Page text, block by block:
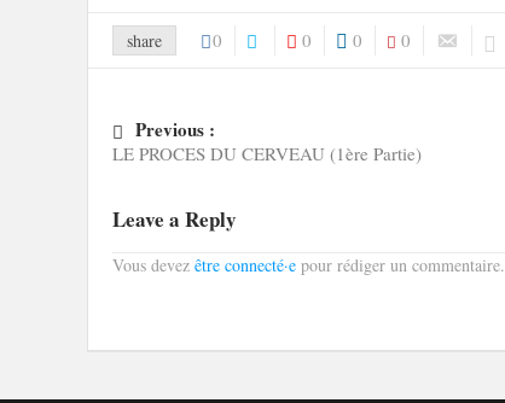
share 0 0 0 0
Previous :
LE PROCES DU CERVEAU (1ère Partie)
Leave a Reply
Vous devez être connecté·e pour rédiger un commentaire.